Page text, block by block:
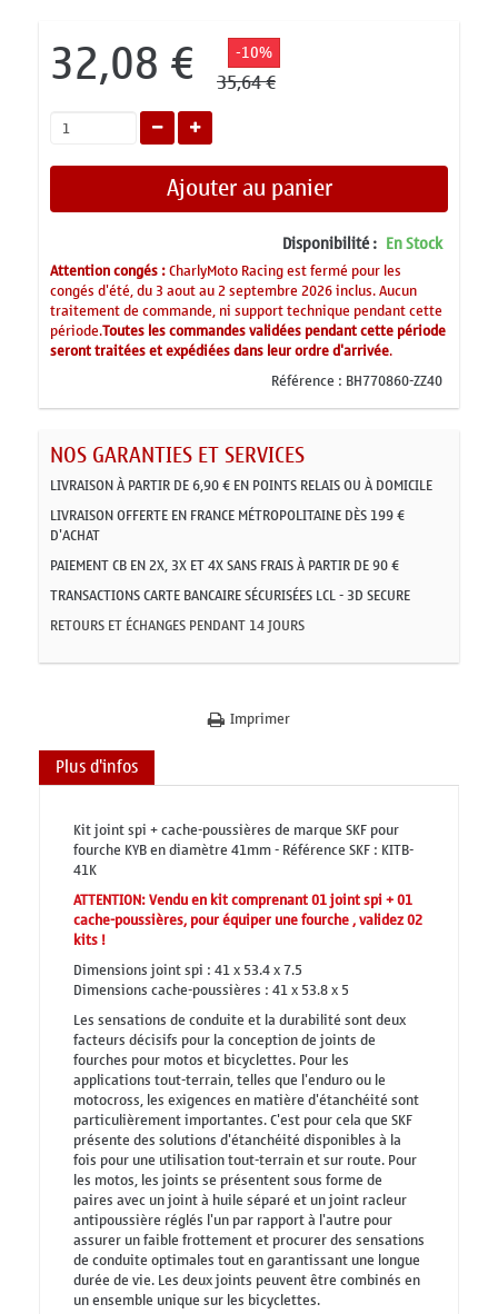
32,08 € -10%
35,64 €
Ajouter au panier
Disponibilité : En Stock
Attention congés :CharlyMoto Racing est fermé pour les
congés d'été, du 3 aout au 2 septembre 2026 inclus. Aucun
traitement de commande, ni support technique pendant cette
période.Toutes les commandes validées pendant cette période
seront traitées et expédiées dans leur ordre d'arrivée.
Référence : BH770860-ZZ40
NOS GARANTIES ET SERVICES
LIVRAISON À PARTIR DE 6,90 € EN POINTS RELAIS OU À DOMICILE
LIVRAISON OFFERTE EN FRANCE MÉTROPOLITAINE DÈS 199 €
D'ACHAT
PAIEMENT CB EN 2X, 3X ET 4X SANS FRAIS À PARTIR DE 90 €
TRANSACTIONS CARTE BANCAIRE SÉCURISÉES LCL - 3D SECURE
RETOURS ET ÉCHANGES PENDANT 14 JOURS
Imprimer
Plus d'infos
Kit joint spi + cache-poussières de marque SKF pour
fourche KYB en diamètre 41mm - Référence SKF : KITB-
41K
ATTENTION: Vendu en kit comprenant 01 joint spi + 01
cache-poussières, pour équiper une fourche , validez 02
kits !
Dimensions joint spi : 41 x 53.4 x 7.5
Dimensions cache-poussières : 41 x 53.8 x 5
Les sensations de conduite et la durabilité sont deux
facteurs décisifs pour la conception de joints de
fourches pour motos et bicyclettes. Pour les
applications tout-terrain, telles que l'enduro ou le
motocross, les exigences en matière d'étanchéité sont
particulièrement importantes. C'est pour cela que SKF
présente des solutions d'étanchéité disponibles à la
fois pour une utilisation tout-terrain et sur route. Pour
les motos, les joints se présentent sous forme de
paires avec un joint à huile séparé et un joint racleur
antipoussière réglés l'un par rapport à l'autre pour
assurer un faible frottement et procurer des sensations
de conduite optimales tout en garantissant une longue
durée de vie. Les deux joints peuvent être combinés en
un ensemble unique sur les bicyclettes.